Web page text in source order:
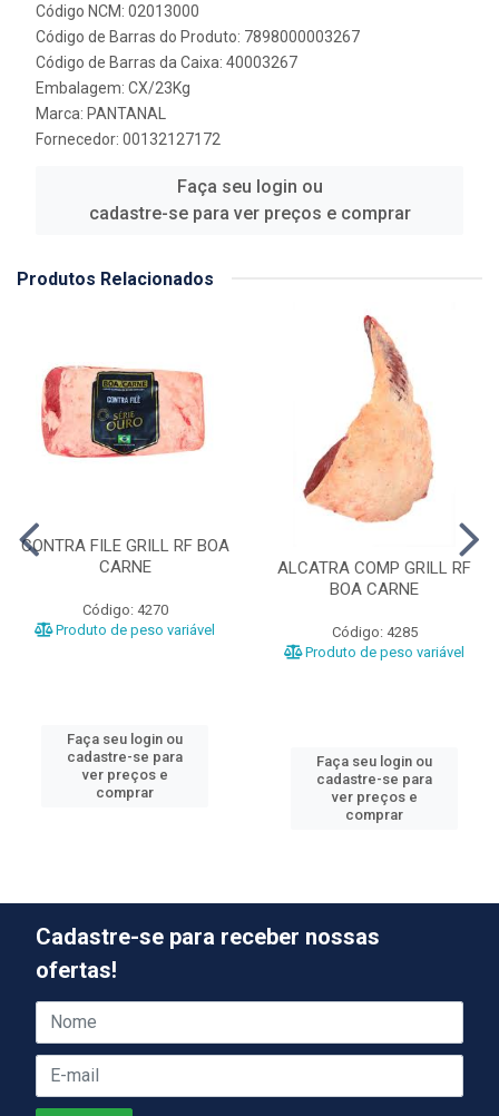
Código NCM: 02013000
Código de Barras do Produto: 7898000003267
Código de Barras da Caixa: 40003267
Embalagem: CX/23Kg
Marca: PANTANAL
Fornecedor: 00132127172
Faça seu login ou
cadastre-se para ver preços e comprar
Produtos Relacionados
CONTRA FILE GRILL RF BOA
CARNE
Código: 4270
Produto de peso variável
Faça seu login ou
cadastre-se para
ver preços e
comprar
ALCATRA COMP GRILL RF
BOA CARNE
Código: 4285
Produto de peso variável
Faça seu login ou
cadastre-se para
ver preços e
comprar
Cadastre-se para receber nossas
ofertas!